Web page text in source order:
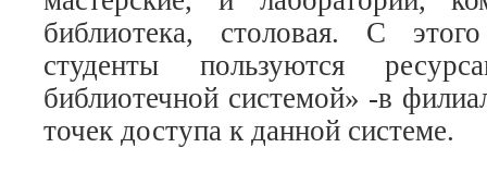
библиотека, столовая. С
студенты пользуются
библиотечной системой» -в
точек доступа к данной системе.